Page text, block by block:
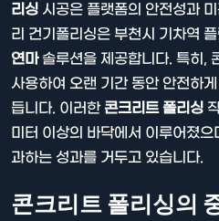
리싱 시공은 플랫폼의 안전성과
리 건기폴리싱은 부천시 기차역
연마솔루션을 제공합니다. 특히,
사용하여 오랜 기간 동안 안전하
듭니다. 이러한콘크리트 폴리싱
미터 이상의 바닥에서 이루어졌
과하는 성과를 거두고 있습니다.
콘크리트 폴리싱의